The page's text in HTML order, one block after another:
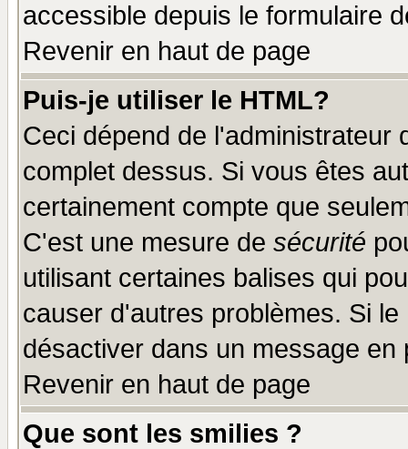
accessible depuis le formulaire
Revenir en haut de page
Puis-je utiliser le HTML?
Ceci dépend de l'administrateur
complet dessus. Si vous êtes
certainement compte que
C'est une mesure de sécurité
utilisant certaines balises qui
causer d'autres problèmes. Si
désactiver dans un message
Revenir en haut de page
Que sont les smilies ?